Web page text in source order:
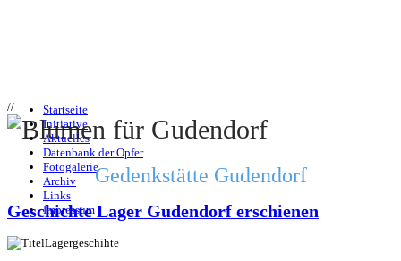
//
Startseite
Initiative
Aktuelles
Datenbank der Opfer
Fotogalerie
Archiv
Links
Impressum
Gedenkstätte Gudendorf
Geschichte Lager Gudendorf erschienen